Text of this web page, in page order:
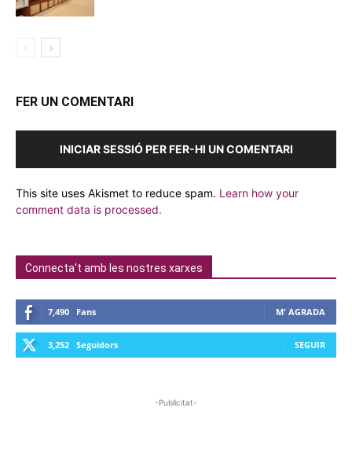
FER UN COMENTARI
INICIAR SESSIÓ PER FER-HI UN COMENTARI
This site uses Akismet to reduce spam. Learn how your
comment data is processed.
Connecta't amb les nostres xarxes
7,490 Fans M' AGRADA
3,252 Seguidors SEGUIR
-Publicitat-